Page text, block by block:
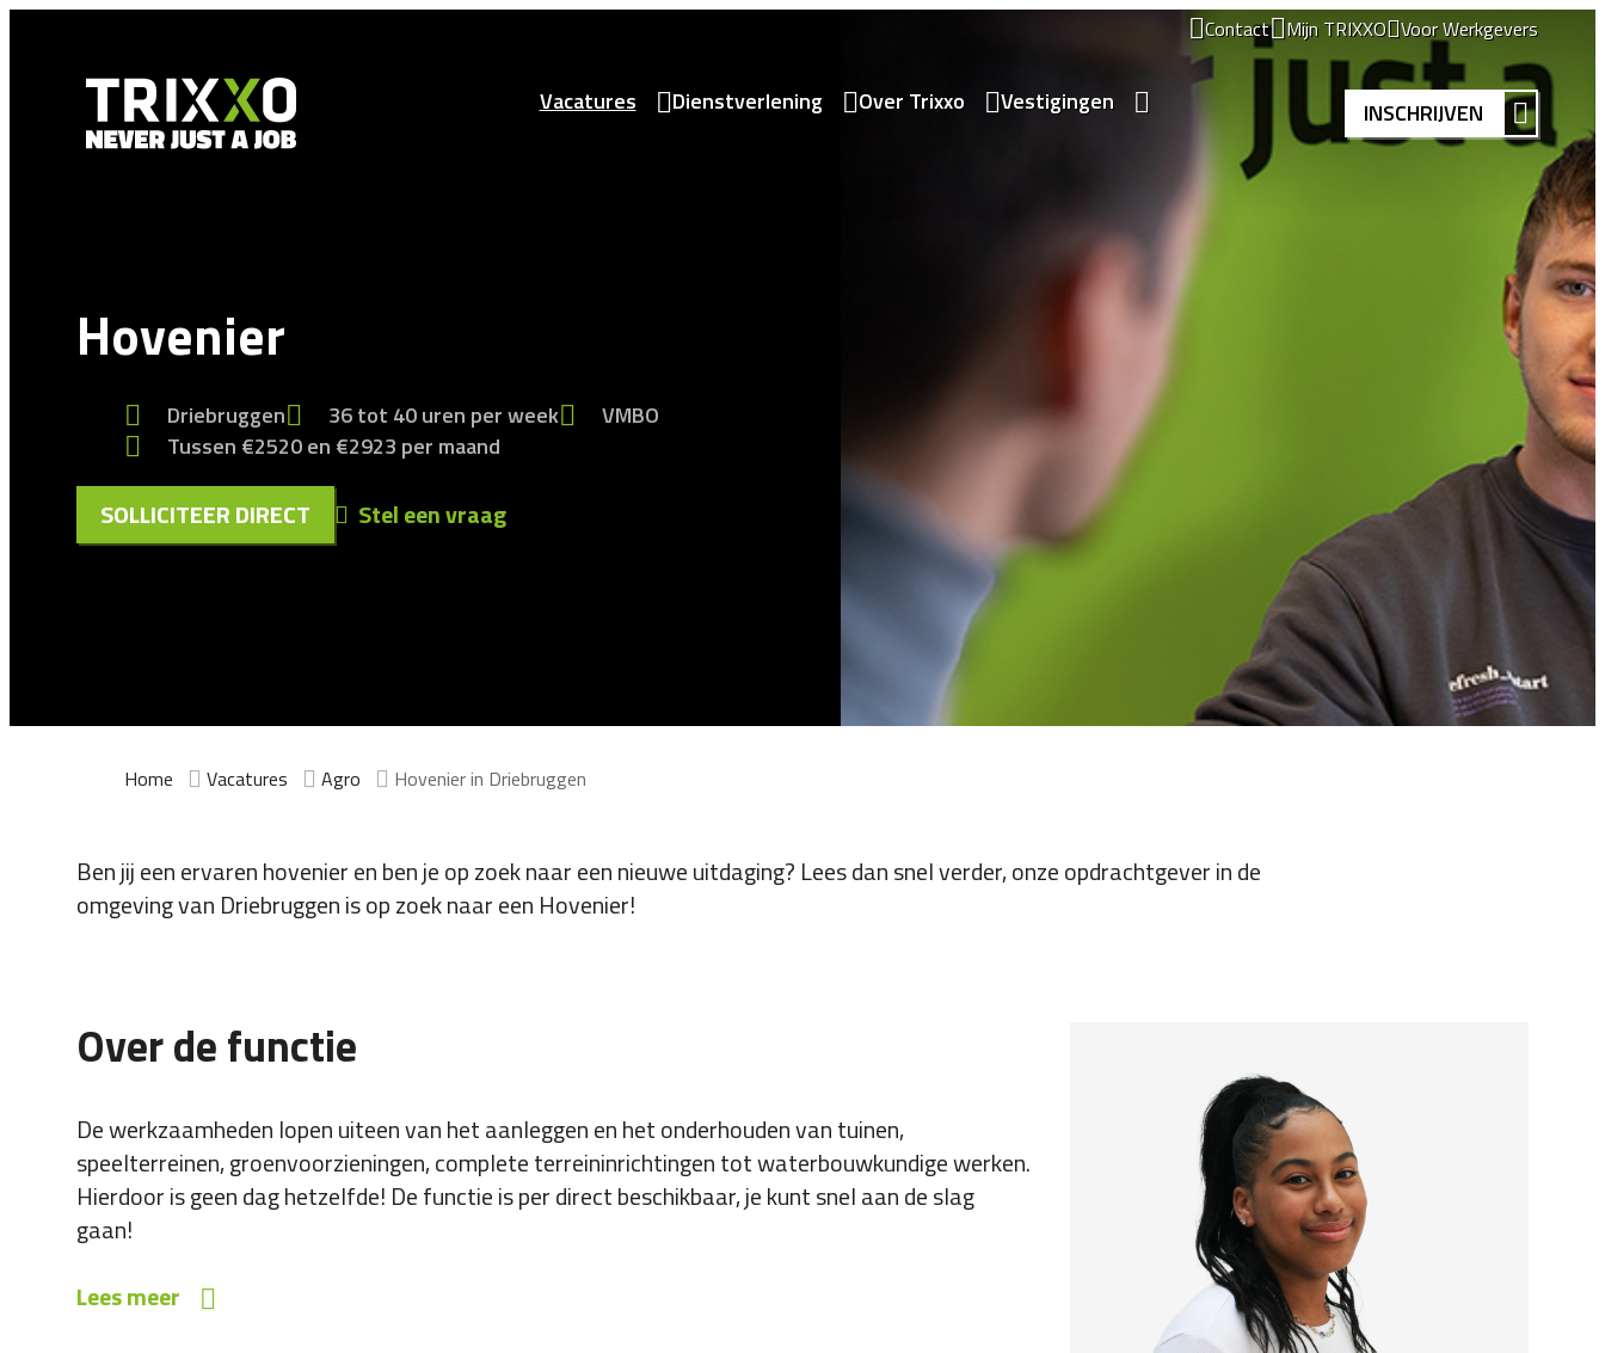
Contact Mijn TRIXXO Voor Werkgevers
Vacatures Dienstverlening Over Trixxo Vestigingen INSCHRIJVEN
Hovenier
Driebruggen 36 tot 40 uren per week
VMBO
Tussen €2520 en €2923 per maand
SOLLICITEER DIRECT Stel een vraag
Home Vacatures Agro Hovenier in Driebruggen
Ben jij een ervaren hovenier en ben je op zoek naar een nieuwe uitdaging? Lees dan snel verder, onze opdrachtgever in de
omgeving van Driebruggen is op zoek naar een Hovenier!
Over de functie
De werkzaamheden lopen uiteen van het aanleggen en het onderhouden van tuinen,
speelterreinen, groenvoorzieningen, complete terreininrichtingen tot waterbouwkundige werken.
Hierdoor is geen dag hetzelfde! De functie is per direct beschikbaar, je kunt snel aan de slag
gaan!
Lees meer